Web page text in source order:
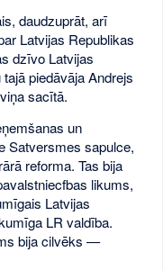
daudzuprāt, arī
Latvijas Republikas
dzīvo Latvijas
piedāvāja Andrejs
sacītā.
un
Satversmes sapulce,
reforma. Tas bija
likums,
Latvijas
LR valdība.
bija cilvēks —